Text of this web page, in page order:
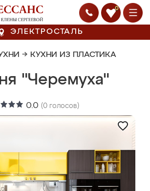
0
ЭЛЕКТРОСТАЛЬ
→ КУХНИ ИЗ ПЛАСТИКА
"Черемуха"
0.0 (0 голосов)